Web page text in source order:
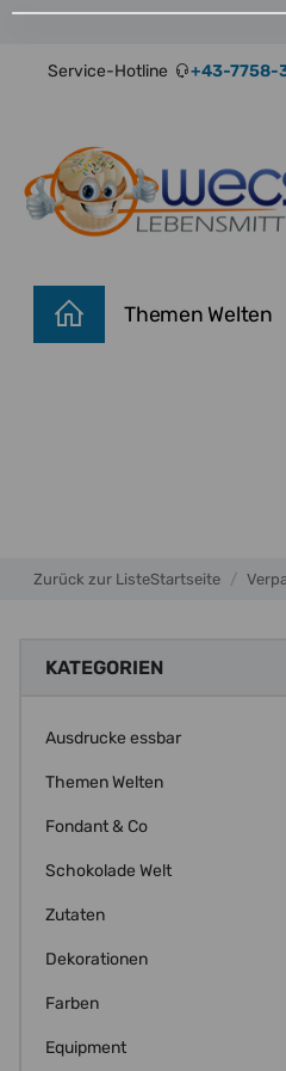
Service-Hotline +43-7758-
Themen Welten
Zurück zur ListeStartseite
KATEGORIEN
Ausdrucke essbar
Themen Welten
Fondant & Co
Schokolade Welt
Zutaten
Dekorationen
Farben
Equipment